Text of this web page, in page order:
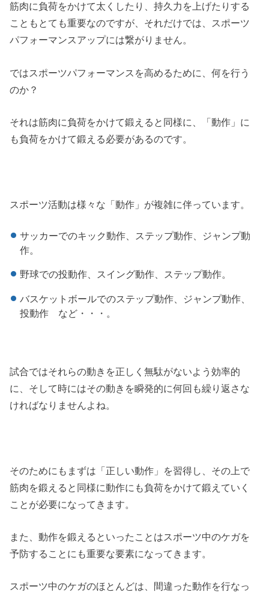
筋肉に負荷をかけて太くしたり、持久力を上げたりする
こともとても重要なのですが、それだけでは、スポーツ
パフォーマンスアップには繋がりません。
ではスポーツパフォーマンスを高めるために、何を行う
のか？
それは筋肉に負荷をかけて鍛えると同様に、「動作」に
も負荷をかけて鍛える必要があるのです。
スポーツ活動は様々な「動作」が複雑に伴っています。
サッカーでのキック動作、ステップ動作、ジャンプ動
作。
野球での投動作、スイング動作、ステップ動作。
バスケットボールでのステップ動作、ジャンプ動作、
投動作 など・・・。
試合ではそれらの動きを正しく無駄がないよう効率的
に、そして時にはその動きを瞬発的に何回も繰り返さな
ければなりませんよね。
そのためにもまずは「正しい動作」を習得し、その上で
筋肉を鍛えると同様に動作にも負荷をかけて鍛えていく
ことが必要になってきます。
また、動作を鍛えるといったことはスポーツ中のケガを
予防することにも重要な要素になってきます。
スポーツ中のケガのほとんどは、間違った動作を行なっ